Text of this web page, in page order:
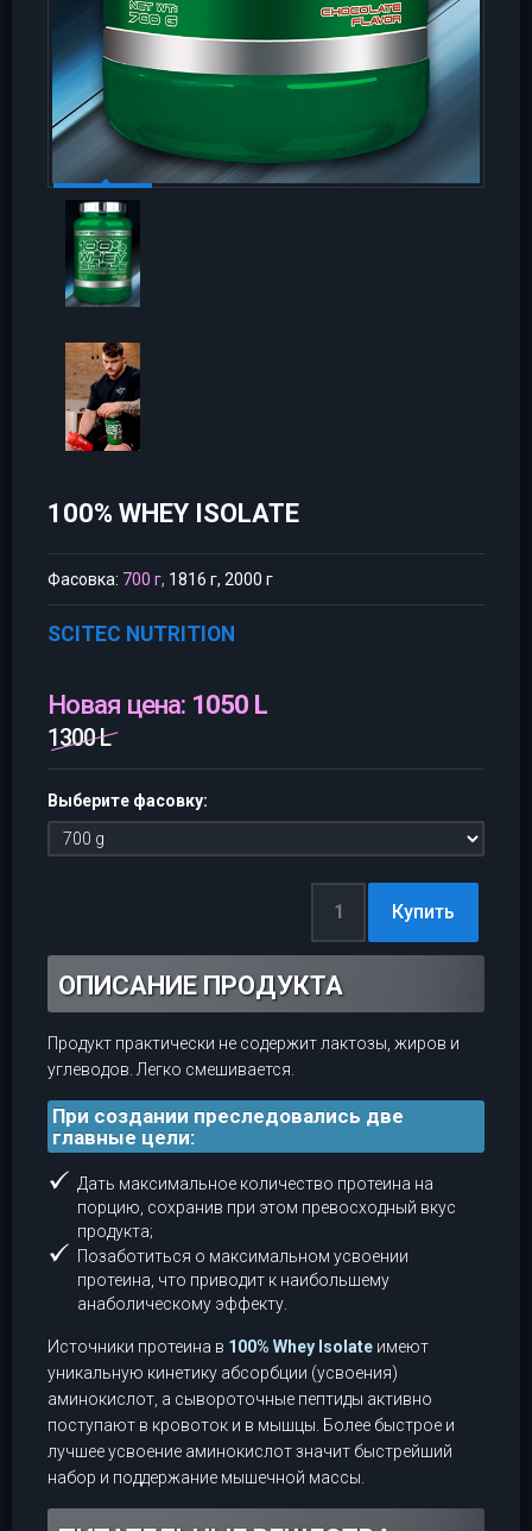
100% WHEY ISOLATE
Фасовка: 700 г, 1816 г, 2000 г
SCITEC NUTRITION
Новая цена: 1050 L
1300 L
Выберите фасовку:
ОПИСАНИЕ ПРОДУКТА
Продукт практически не содержит лактозы, жиров и
углеводов. Легко смешивается.
При создании преследовались две
главные цели:
Дать максимальное количество протеина на
порцию, сохранив при этом превосходный вкус
продукта;
Позаботиться о максимальном усвоении
протеина, что приводит к наибольшему
анаболическому эффекту.
Источники протеина в 100% Whey Isolate имеют
уникальную кинетику абсорбции (усвоения)
аминокислот, а сывороточные пептиды активно
поступают в кровоток и в мышцы. Более быстрое и
лучшее усвоение аминокислот значит быстрейший
набор и поддержание мышечной массы.